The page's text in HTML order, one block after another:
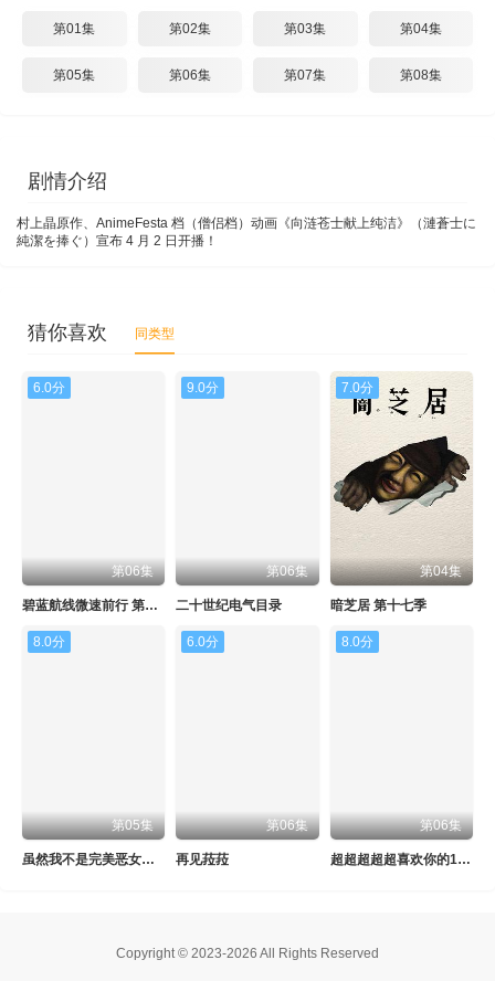
第01集 第02集 第03集 第04集
第05集 第06集 第07集 第08集
剧情介绍
村上晶原作、AnimeFesta 档（僧侣档）动画《向涟苍士献上纯洁》（漣蒼士に
純潔を捧ぐ）宣布 4 月 2 日开播！
猜你喜欢 同类型
6.0分
第06集
碧蓝航线微速前行 第二季
9.0分
第06集
二十世纪电气目录
7.0分
第04集
暗芝居 第十七季
8.0分
第05集
虽然我不是完美恶女～雏宫蝶鼠替换传～
6.0分
第06集
再见菈菈
8.0分
第06集
超超超超超喜欢你的100个女朋友 第三季
Copyright © 2023-2026 All Rights Reserved